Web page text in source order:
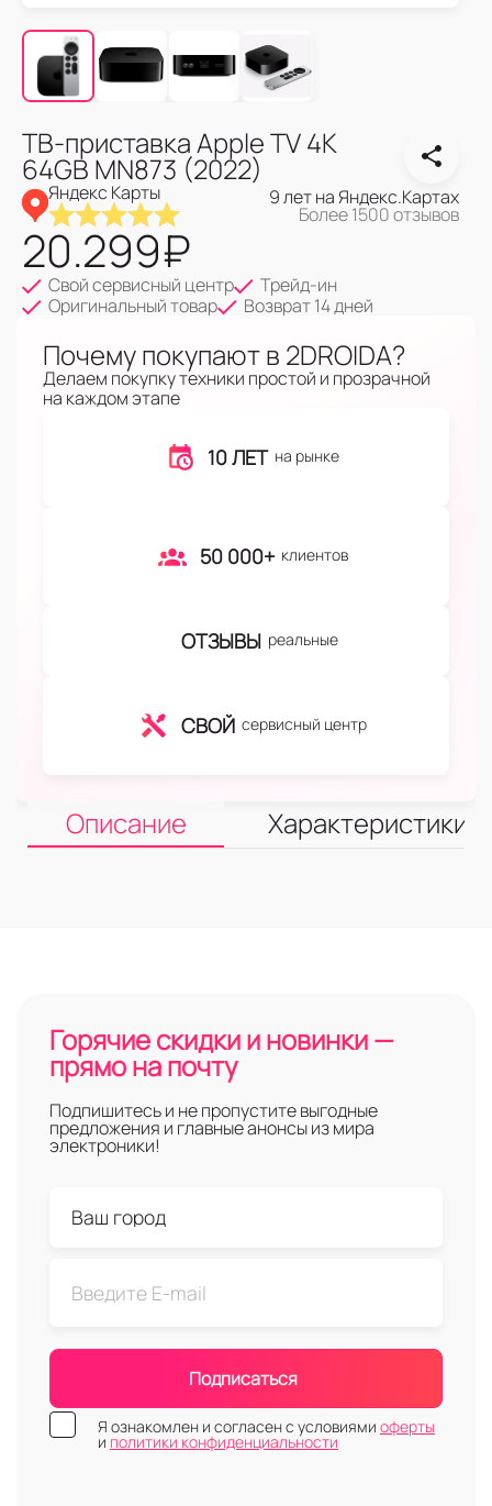
ТВ-приставка Apple TV 4K
64GB MN873 (2022)
Яндекс Карты 9 лет на Яндекс.Картах
Более 1500 отзывов
20.299₽
Свой сервисный центр
Трейд-ин
Оригинальный товар
Возврат 14 дней
Почему покупают в 2DROIDA?
Делаем покупку техники простой и прозрачной
на каждом этапе
10 ЛЕТ на рынке
50 000+ клиентов
ОТЗЫВЫ реальные
СВОЙ сервисный центр
Описание Характеристики
Горячие скидки и новинки —
прямо на почту
Подпишитесь и не пропустите выгодные
предложения и главные анонсы из мира
электроники!
Подписаться
Я ознакомлен и согласен с условиями оферты
и политики конфиденциальности